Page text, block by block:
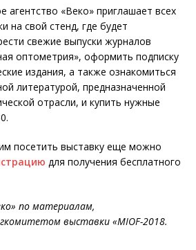
агентство «Веко» приглашает всех
на свой стенд, где будет
свежие выпуски журналов
оптометрия», оформить подписку
издания, а также ознакомиться
литературой, предназначенной
отрасли, и купить нужные
посетить выставку еще можно
для получения бесплатного
по материалам,
выставки «MIOF-2018.